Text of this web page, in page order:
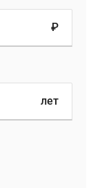
₽
лет